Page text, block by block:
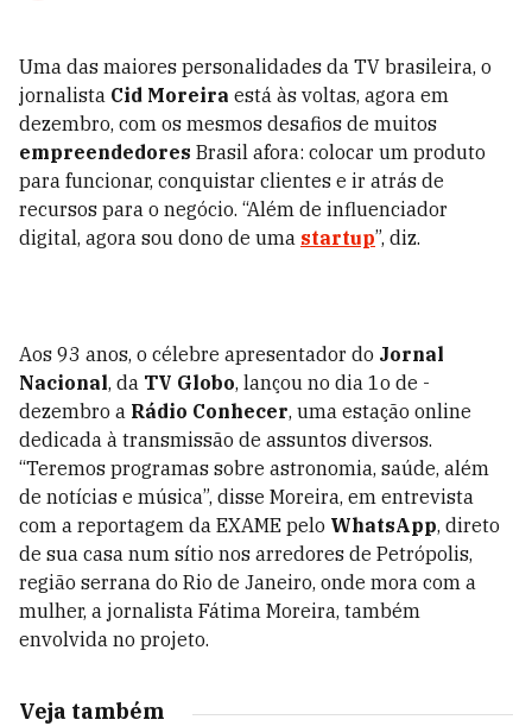
Uma das maiores personalidades da TV brasileira, o
jornalista Cid Moreira está às voltas, agora em
dezembro, com os mesmos desafios de muitos
empreendedores Brasil afora: colocar um produto
para funcionar, conquistar clientes e ir atrás de
recursos para o negócio. “Além de influenciador
digital, agora sou dono de uma startup”, diz.
Aos 93 anos, o célebre apresentador do Jornal
Nacional, da TV Globo, lançou no dia 1o de ­
dezembro a Rádio Conhecer, uma estação online
dedicada à transmissão de assuntos diversos.
“Teremos programas sobre astronomia, saúde, além
de notícias e música”, disse Moreira, em entrevista
com a reportagem da EXAME pelo Whats­App, direto
de sua casa num sítio nos arredores de Petrópolis,
região serrana do Rio de Janeiro, onde mora com a
mulher, a jornalista Fátima Moreira, também
envolvida no projeto.
Veja também